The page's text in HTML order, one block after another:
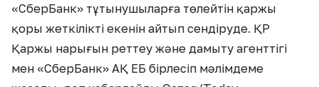
«СберБанк» тұтынушыларға төлейтін қаржы
қоры жеткілікті екенін айтып сендіруде. ҚР
Қаржы нарығын реттеу және дамыту агенттігі
мен «СберБанк» АҚ ЕБ бірлесіп мәлімдеме